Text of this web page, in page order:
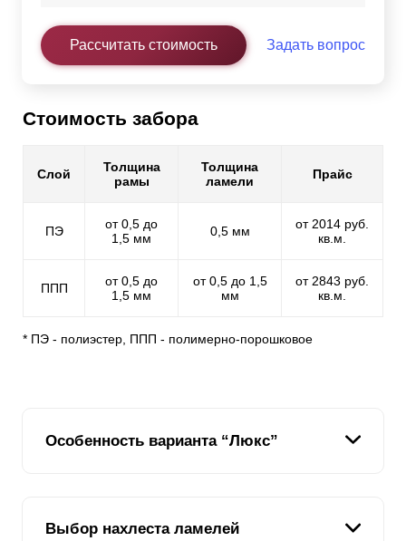
Рассчитать стоимость Задать вопрос
Стоимость забора
Слой
Толщина
рамы
Толщина
ламели
Прайс
ПЭ
от 0,5 до
1,5 мм
0,5 мм
от 2014 руб.
кв.м.
ППП
от 0,5 до
1,5 мм
от 0,5 до 1,5
мм
от 2843 руб.
кв.м.
* ПЭ - полиэстер, ППП - полимерно-порошковое
Особенность варианта “Люкс”
В отличие от предыдущих версий, которые
Выбор нахлеста ламелей